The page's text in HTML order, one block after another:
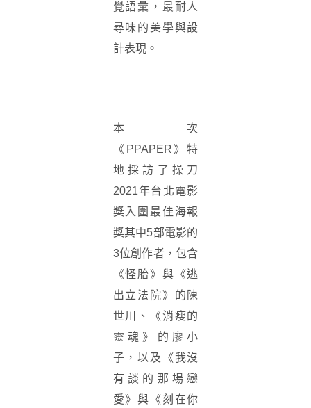
覺語彙，最耐人
尋味的美學與設
計表現。
本次
《PPAPER》特
地採訪了操刀
2021年台北電影
獎入圍最佳海報
獎其中5部電影的
3位創作者，包含
《怪胎》與《逃
出立法院》的陳
世川、《消瘦的
靈魂》的廖小
子，以及《我沒
有談的那場戀
愛》與《刻在你